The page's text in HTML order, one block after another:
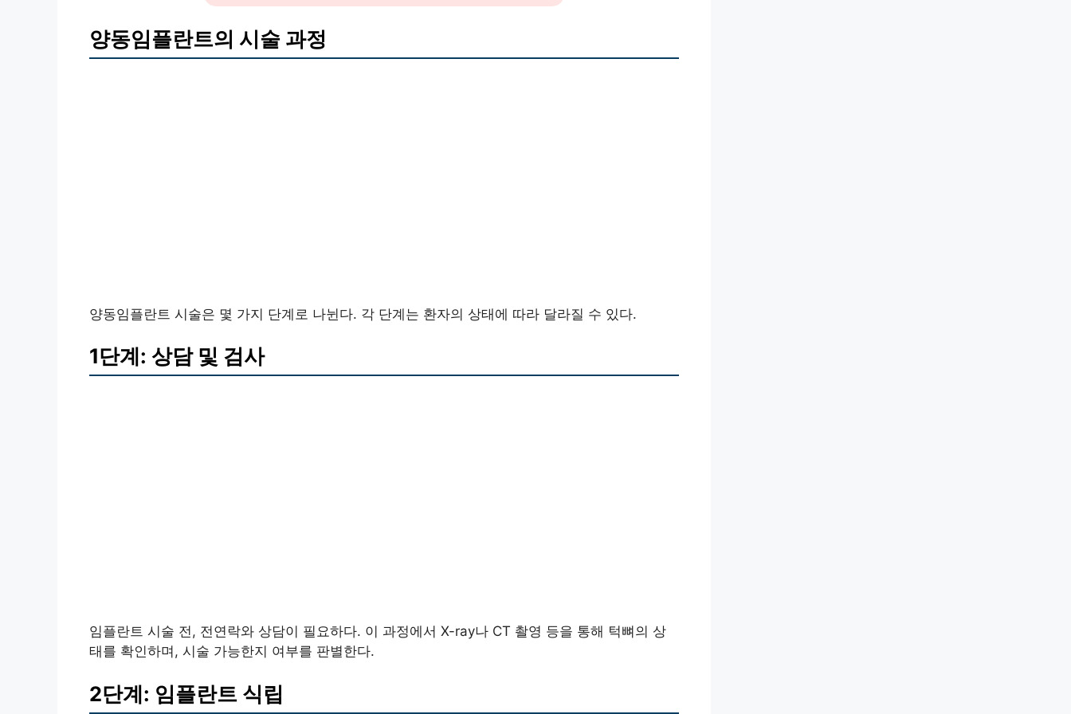
양동임플란트의 시술 과정
양동임플란트 시술은 몇 가지 단계로 나뉜다. 각 단계는 환자의 상태에 따라 달라질 수 있다.
1단계: 상담 및 검사
임플란트 시술 전, 전연락와 상담이 필요하다. 이 과정에서 X-ray나 CT 촬영 등을 통해 턱뼈의 상
태를 확인하며, 시술 가능한지 여부를 판별한다.
2단계: 임플란트 식립